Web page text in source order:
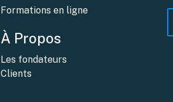
Formations en ligne
À Propos
Les fondateurs
Clients